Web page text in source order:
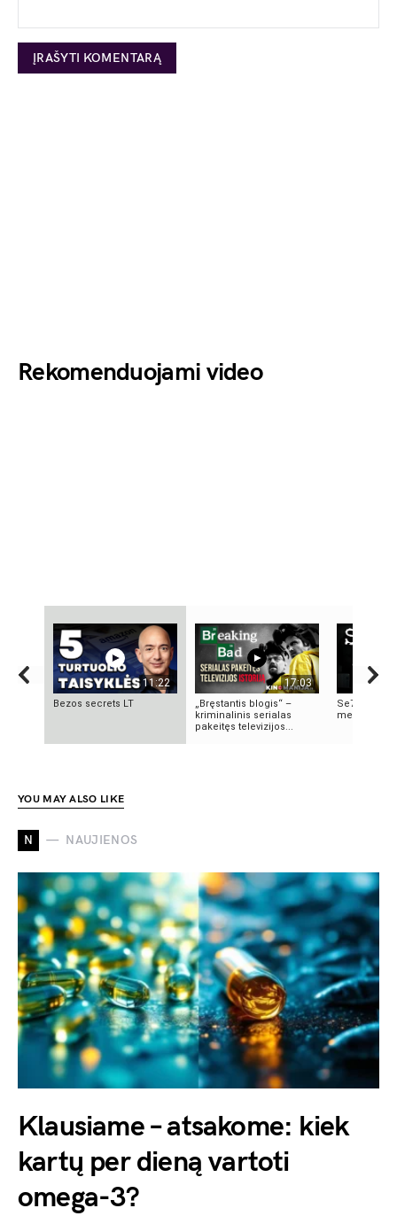
Rekomenduojami video
11:22
Bezos secrets LT
17:03
„Bręstantis blogis“ –
kriminalinis serialas
pakeitęs televizijos...
Se7en –
meno
YOU MAY ALSO LIKE
N NAUJIENOS
Klausiame – atsakome: kiek
kartų per dieną vartoti
omega-3?